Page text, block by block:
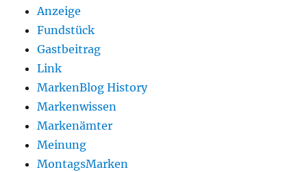
Anzeige
Fundstück
Gastbeitrag
Link
MarkenBlog History
Markenwissen
Markenämter
Meinung
MontagsMarken